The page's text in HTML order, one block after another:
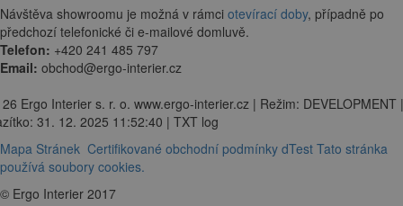
Návštěva showroomu je možná v rámci otevírací doby, případně po
předchozí telefonické či e-mailové domluvě.
Telefon: +420 241 485 797
Email: obchod@ergo-interier.cz
Ergo Interier s. r. o. www.ergo-interier.cz | Režim: DEVELOPMENT |
31. 12. 2025 11:52:40 | TXT log
Mapa Stránek Certifikované obchodní podmínky dTest Tato stránka
používá soubory cookies.
© Ergo Interier 2017